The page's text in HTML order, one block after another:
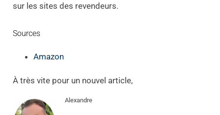
sur les sites des revendeurs.
Sources
Amazon
À très vite pour un nouvel article,
Alexandre